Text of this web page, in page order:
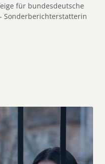
für bundesdeutsche
Sonderberichterstatterin